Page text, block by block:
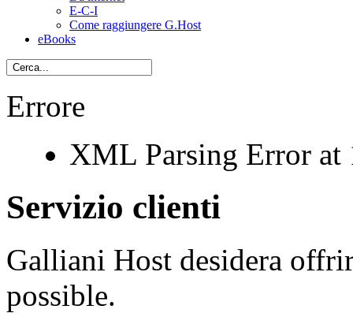
E-C-I
Come raggiungere G.Host
eBooks
Errore
XML Parsing Error at
Servizio clienti
Galliani Host desidera
possible.